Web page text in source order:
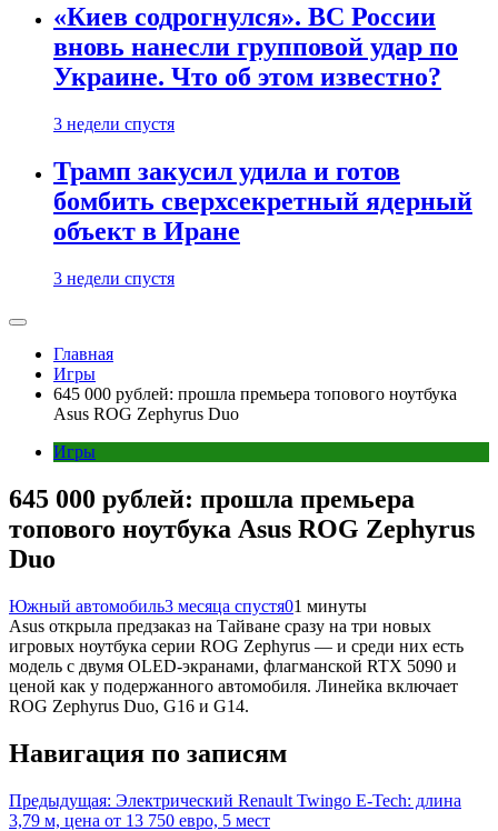
«Киев содрогнулся». ВС России
вновь нанесли групповой удар по
Украине. Что об этом известно?
3 недели спустя
Трамп закусил удила и готов
бомбить сверхсекретный ядерный
объект в Иране
3 недели спустя
Главная
Игры
645 000 рублей: прошла премьера топового ноутбука
Asus ROG Zephyrus Duo
Игры
645 000 рублей: прошла премьера
топового ноутбука Asus ROG Zephyrus
Duo
Южный автомобиль3 месяца спустя01 минуты
Asus открыла предзаказ на Тайване сразу на три новых
игровых ноутбука серии ROG Zephyrus — и среди них есть
модель с двумя OLED-экранами, флагманской RTX 5090 и
ценой как у подержанного автомобиля. Линейка включает
ROG Zephyrus Duo, G16 и G14.
Навигация по записям
Предыдущая: Электрический Renault Twingo E-Tech: длина
3,79 м, цена от 13 750 евро, 5 мест